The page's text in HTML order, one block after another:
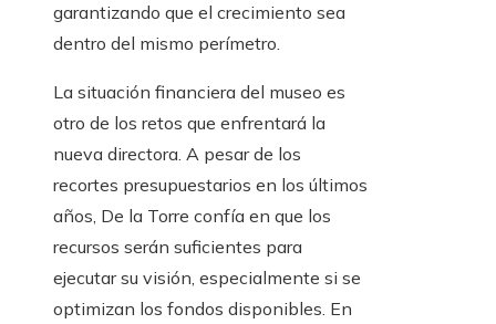
garantizando que el crecimiento sea
dentro del mismo perímetro.
La situación financiera del museo es
otro de los retos que enfrentará la
nueva directora. A pesar de los
recortes presupuestarios en los últimos
años, De la Torre confía en que los
recursos serán suficientes para
ejecutar su visión, especialmente si se
optimizan los fondos disponibles. En